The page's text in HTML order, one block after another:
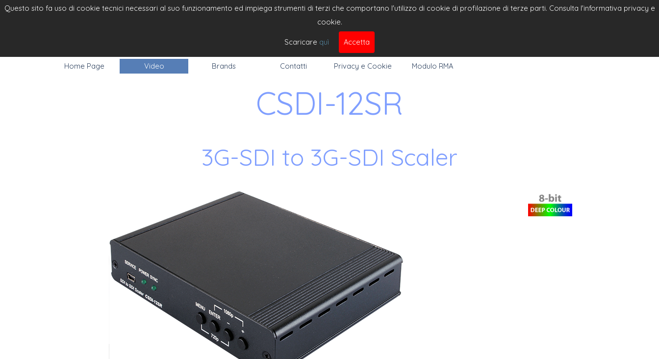
Questo sito fa uso di cookie tecnici necessari al suo funzionamento ed impiega strumenti di terzi che comportano l'utilizzo di cookie di profilazione di terze parti. Consulta l'informativa privacy e
cookie.
Scaricare quì Accetta
Home Page Video Brands Contatti Privacy e Cookie Modulo RMA
CSDI-12SR
3G-SDI to 3G-SDI Scaler